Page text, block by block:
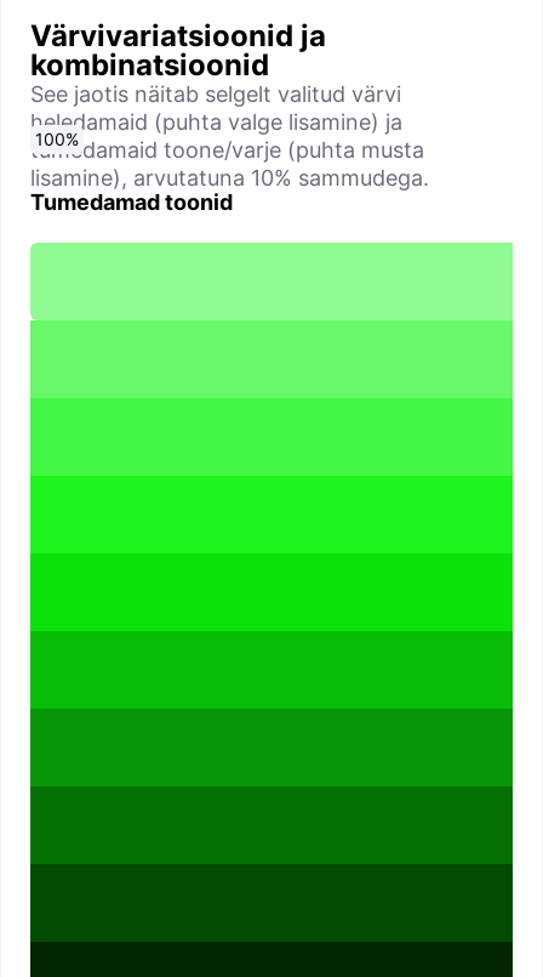
Värvivariatsioonid ja
kombinatsioonid
See jaotis näitab selgelt valitud värvi
heledamaid (puhta valge lisamine) ja
tumedamaid toone/varje (puhta musta
lisamine), arvutatuna 10% sammudega.
Tumedamad toonid
0%
10%
20%
30%
40%
50%
60%
70%
80%
90%
100%